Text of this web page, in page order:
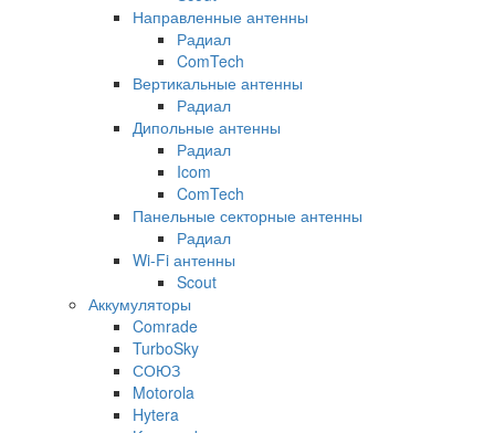
Направленные антенны
Радиал
ComTech
Вертикальные антенны
Радиал
Дипольные антенны
Радиал
Icom
ComTech
Панельные секторные антенны
Радиал
Wi-Fi антенны
Scout
Аккумуляторы
Comrade
TurboSky
СОЮЗ
Motorola
Hytera